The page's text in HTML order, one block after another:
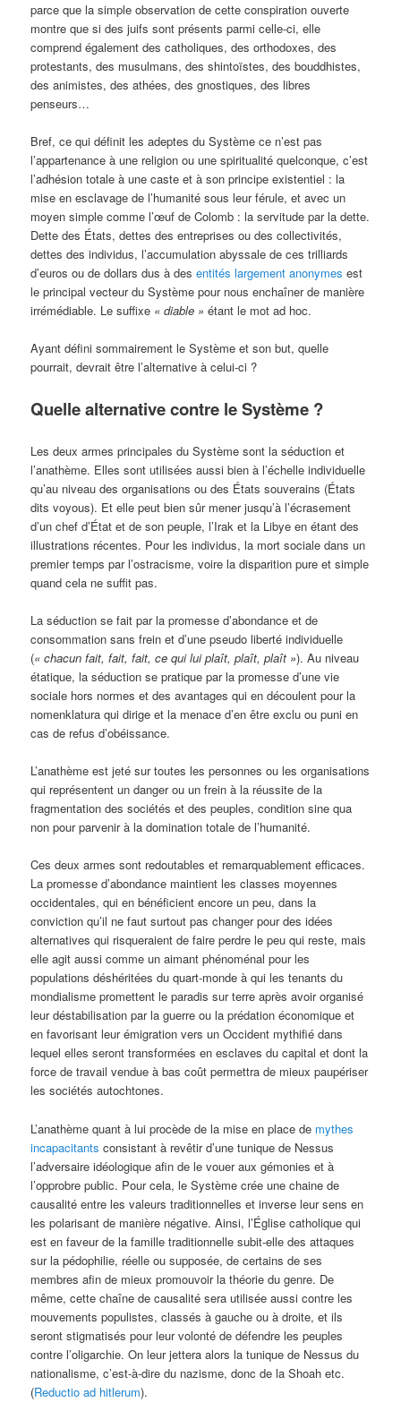
parce que la simple observation de cette conspiration ouverte
montre que si des juifs sont présents parmi celle-ci, elle
comprend également des catholiques, des orthodoxes, des
protestants, des musulmans, des shintoïstes, des bouddhistes,
des animistes, des athées, des gnostiques, des libres
penseurs…
Bref, ce qui définit les adeptes du Système ce n’est pas
l’appartenance à une religion ou une spiritualité quelconque, c’est
l’adhésion totale à une caste et à son principe existentiel : la
mise en esclavage de l’humanité sous leur férule, et avec un
moyen simple comme l’œuf de Colomb : la servitude par la dette.
Dette des États, dettes des entreprises ou des collectivités,
dettes des individus, l’accumulation abyssale de ces trilliards
d’euros ou de dollars dus à desentités largement anonymes est
le principal vecteur du Système pour nous enchaîner de manière
irrémédiable. Le suffixe « diable » étant le mot ad hoc.
Ayant défini sommairement le Système et son but, quelle
pourrait, devrait être l’alternative à celui-ci ?
Quelle alternative contre le Système ?
Les deux armes principales du Système sont la séduction et
l’anathème. Elles sont utilisées aussi bien à l’échelle individuelle
qu’au niveau des organisations ou des États souverains (États
dits voyous). Et elle peut bien sûr mener jusqu’à l’écrasement
d’un chef d’État et de son peuple, l’Irak et la Libye en étant des
illustrations récentes. Pour les individus, la mort sociale dans un
premier temps par l’ostracisme, voire la disparition pure et simple
quand cela ne suffit pas.
La séduction se fait par la promesse d’abondance et de
consommation sans frein et d’une pseudo liberté individuelle
(« chacun fait, fait, fait, ce qui lui plaît, plaît, plaît »). Au niveau
étatique, la séduction se pratique par la promesse d’une vie
sociale hors normes et des avantages qui en découlent pour la
nomenklatura qui dirige et la menace d’en être exclu ou puni en
cas de refus d’obéissance.
L’anathème est jeté sur toutes les personnes ou les organisations
qui représentent un danger ou un frein à la réussite de la
fragmentation des sociétés et des peuples, condition sine qua
non pour parvenir à la domination totale de l’humanité.
Ces deux armes sont redoutables et remarquablement efficaces.
La promesse d’abondance maintient les classes moyennes
occidentales, qui en bénéficient encore un peu, dans la
conviction qu’il ne faut surtout pas changer pour des idées
alternatives qui risqueraient de faire perdre le peu qui reste, mais
elle agit aussi comme un aimant phénoménal pour les
populations déshéritées du quart-monde à qui les tenants du
mondialisme promettent le paradis sur terre après avoir organisé
leur déstabilisation par la guerre ou la prédation économique et
en favorisant leur émigration vers un Occident mythifié dans
lequel elles seront transformées en esclaves du capital et dont la
force de travail vendue à bas coût permettra de mieux paupériser
les sociétés autochtones.
L’anathème quant à lui procède de la mise en place de mythes
incapacitants consistant à revêtir d’une tunique de Nessus
l’adversaire idéologique afin de le vouer aux gémonies et à
l’opprobre public. Pour cela, le Système crée une chaine de
causalité entre les valeurs traditionnelles et inverse leur sens en
les polarisant de manière négative. Ainsi, l’Église catholique qui
est en faveur de la famille traditionnelle subit-elle des attaques
sur la pédophilie, réelle ou supposée, de certains de ses
membres afin de mieux promouvoir la théorie du genre. De
même, cette chaîne de causalité sera utilisée aussi contre les
mouvements populistes, classés à gauche ou à droite, et ils
seront stigmatisés pour leur volonté de défendre les peuples
contre l’oligarchie. On leur jettera alors la tunique de Nessus du
nationalisme, c’est-à-dire du nazisme, donc de la Shoah etc.
(Reductio ad hitlerum).